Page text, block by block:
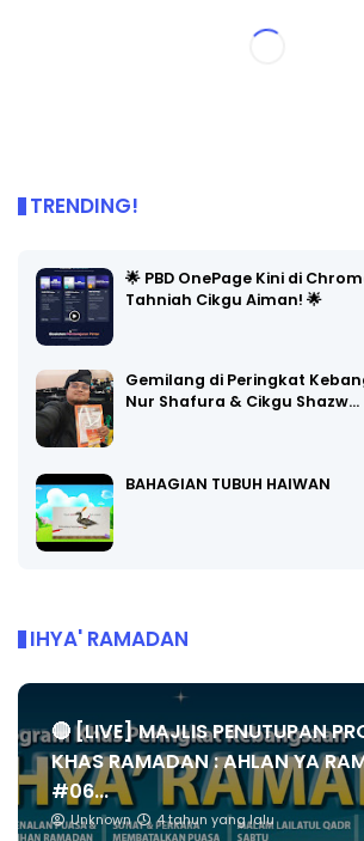
TRENDING!
🌟 PBD OnePage Kini di
Tahniah Cikgu Aiman! 🌟
Gemilang di Peringkat
Nur Shafura & Cikgu Shazw…
BAHAGIAN TUBUH HAIWAN
IHYA' RAMADAN
🔴 [LIVE] MAJLIS PENUTUPAN
KHAS RAMADAN : AHLAN YA
#06...
Unknown 4 tahun yang lalu